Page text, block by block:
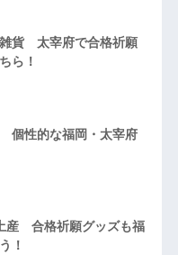
貨 太宰府で合格祈願
ら！
個性的な福岡・太宰府
産 合格祈願グッズも福
！